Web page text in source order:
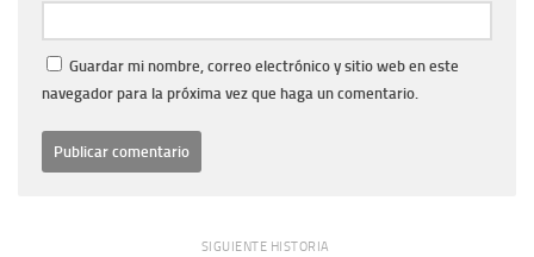
Guardar mi nombre, correo electrónico y sitio web en este
navegador para la próxima vez que haga un comentario.
SIGUIENTE HISTORIA